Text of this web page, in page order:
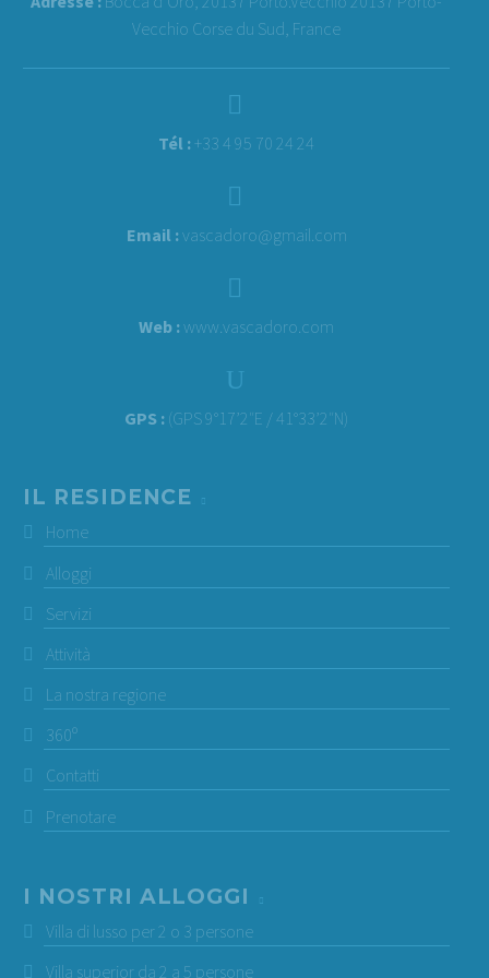
Vecchio Corse du Sud, France


Tél :+33 4 95 70 24 24


Email :vascadoro@gmail.com


Web :www.vascadoro.com
U
U
GPS : (GPS 9°17’2″E / 41°33’2″N)
IL RESIDENCE
Home
Alloggi
Servizi
Attività
La nostra regione
360º
Contatti
Prenotare
I NOSTRI ALLOGGI
Villa di lusso per 2 o 3 persone
Villa superior da 2 a 5 persone